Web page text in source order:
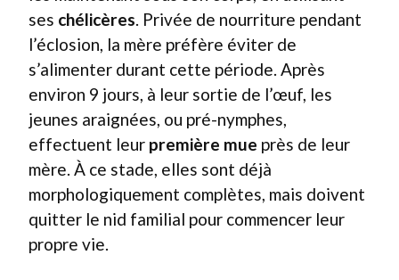
ses chélicères . Privée de nourriture pendant
l’éclosion, la mère préfère éviter de
s’alimenter durant cette période. Après
environ 9 jours, à leur sortie de l’œuf, les
jeunes araignées, ou pré-nymphes,
effectuent leur première mue près de leur
mère. À ce stade, elles sont déjà
morphologiquement complètes, mais doivent
quitter le nid familial pour commencer leur
propre vie.